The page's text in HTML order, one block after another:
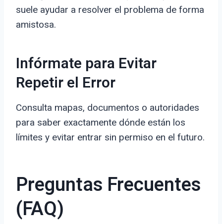
suele ayudar a resolver el problema de forma
amistosa.
Infórmate para Evitar
Repetir el Error
Consulta mapas, documentos o autoridades
para saber exactamente dónde están los
límites y evitar entrar sin permiso en el futuro.
Preguntas Frecuentes
(FAQ)